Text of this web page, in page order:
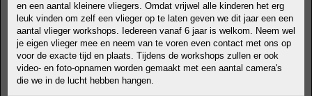
en een aantal kleinere vliegers. Omdat vrijwel alle kinderen het erg
leuk vinden om zelf een vlieger op te laten geven we dit jaar een een
aantal vlieger workshops. Iedereen vanaf 6 jaar is welkom. Neem wel
je eigen vlieger mee en neem van te voren even contact met ons op
voor de exacte tijd en plaats. Tijdens de workshops zullen er ook
video- en foto-opnamen worden gemaakt met een aantal camera's
die we in de lucht hebben hangen.